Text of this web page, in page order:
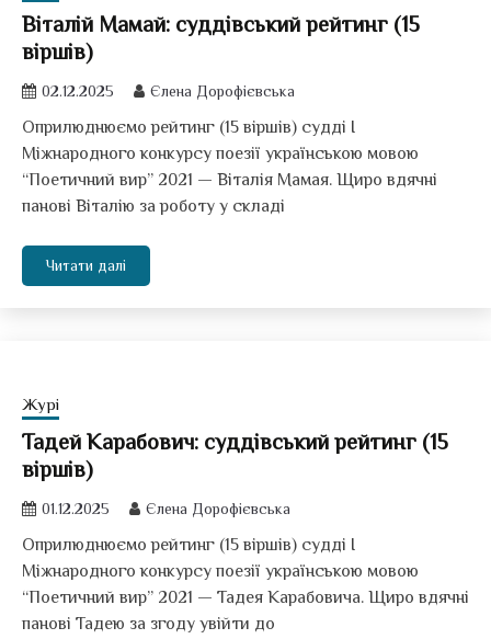
Віталій Мамай: суддівський рейтинг (15
віршів)
02.12.2025 Єлена Дорофієвська
Оприлюднюємо рейтинг (15 віршів) судді І
Міжнародного конкурсу поезії українською мовою
“Поетичний вир” 2021 — Віталія Мамая. Щиро вдячні
панові Віталію за роботу у складі
Читати далі
Журі
Тадей Карабович: суддівський рейтинг (15
віршів)
01.12.2025 Єлена Дорофієвська
Оприлюднюємо рейтинг (15 віршів) судді І
Міжнародного конкурсу поезії українською мовою
“Поетичний вир” 2021 — Тадея Карабовича. Щиро вдячні
панові Тадею за згоду увійти до